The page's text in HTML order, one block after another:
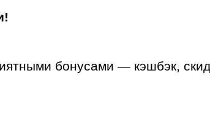
бонусами — кэшбэк,